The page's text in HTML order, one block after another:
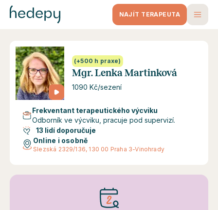
NAJÍT TERAPEUTA
(+500 h praxe)
Mgr. Lenka Martinková
1090 Kč/sezení
Frekventant terapeutického výcviku
Odborník ve výcviku, pracuje pod supervizí.
13 lidí doporučuje
Online i osobně
Slezská 2329/136, 130 00 Praha 3-Vinohrady